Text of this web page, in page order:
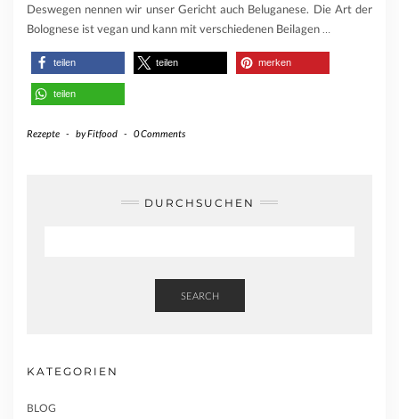
Deswegen nennen wir unser Gericht auch Beluganese. Die Art der
Bolognese ist vegan und kann mit verschiedenen Beilagen
teilen teilen merken
teilen
Rezepte - byFitfood - 0 Comments
DURCHSUCHEN
SEARCH
KATEGORIEN
BLOG